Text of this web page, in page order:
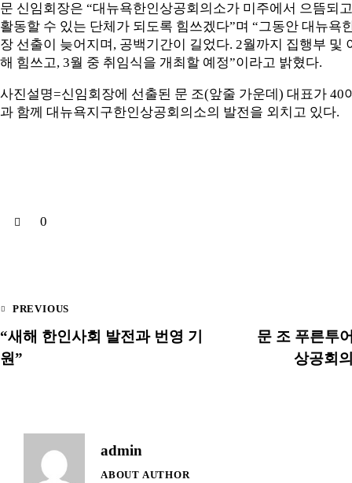
문 신임회장은 “대뉴욕한인상공회의소가 미주에서 으뜸되
활동할 수 있는 단체가 되도록 힘쓰겠다”며 “그동안 대뉴욕
장 선출이 늦어지며, 공백기간이 길었다. 2월까지 집행부 및
해 힘쓰고, 3월 중 취임식을 개최할 예정”이라고 밝혔다.
사진설명=신임회장에 선출된 문 조(앞줄 가운데) 대표가 40
과 함께 대뉴욕지구한인상공회의소의 발전을 외치고 있다.
0
PREVIOUS
“새해 한인사회 발전과 번영 기
원”
문 조 푸른투
상공회
admin
ABOUT AUTHOR